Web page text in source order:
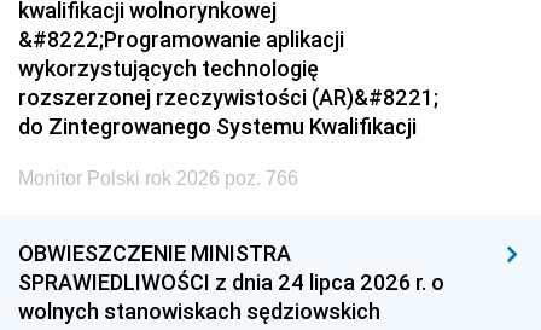
kwalifikacji wolnorynkowej
&#8222;Programowanie aplikacji
wykorzystujących technologię
rozszerzonej rzeczywistości (AR)&#8221;
do Zintegrowanego Systemu Kwalifikacji
Monitor Polski rok 2026 poz. 766
OBWIESZCZENIE MINISTRA
SPRAWIEDLIWOŚCI z dnia 24 lipca 2026 r. o
wolnych stanowiskach sędziowskich